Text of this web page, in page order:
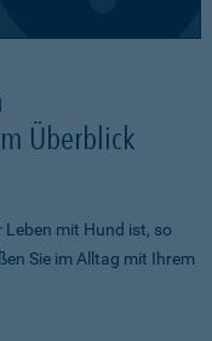
Überblick
mit Hund ist, so
Sie im Alltag mit Ihrem